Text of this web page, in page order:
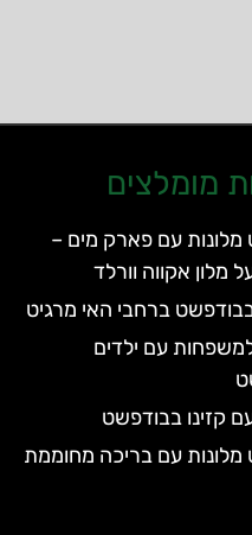
מומלצים
מלונות עם פארק מים –
מלון אקווה וורלד
ברחבי האי מרגיט
עם ילדים
קזינו בבודפשט
מלונות עם בריכה מחוממת